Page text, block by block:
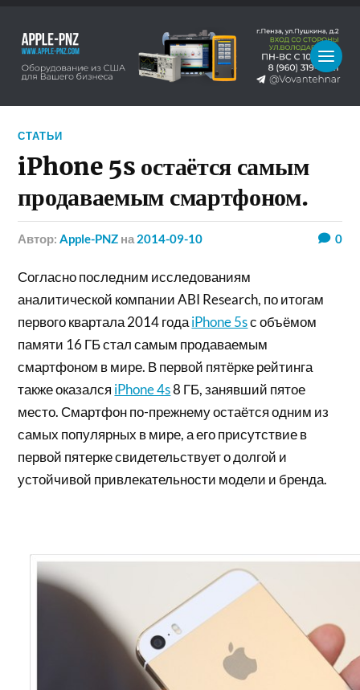
СТАТЬИ
iPhone 5s остаётся самым
продаваемым смартфоном.
Автор:Apple-PNZ на 2014-09-10 0
Согласно последним исследованиям
аналитической компании ABI Research, по итогам
первого квартала 2014 годаiPhone 5sс объёмом
памяти 16 ГБ стал самым продаваемым
смартфоном в мире. В первой пятёрке рейтинга
также оказался iPhone 4s8 ГБ, занявший пятое
место. Смартфон по-прежнему остаётся одним из
самых популярных в мире, а его присутствие в
первой пятерке свидетельствует о долгой и
устойчивой привлекательности модели и бренда.